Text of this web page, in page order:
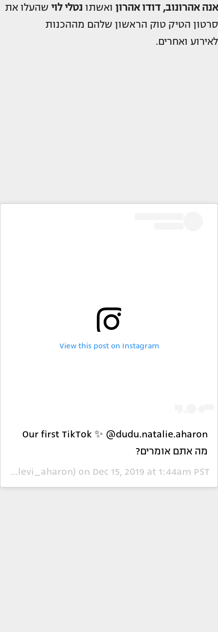
אנה אהרונוב, דודו אהרון ואשתו נטלי לוי שהעלו את
סרטון הטיק טוק הראשון שלהם מההכנות
לאירוע ואחרים.
View this post on Instagram
Our first TikTok ✨ @dudu.natalie.aharon
מה אתם אומרים?
A post shared by (@natalie_levi_aharon) on
Dec 15, 2019 at 1:44am PST